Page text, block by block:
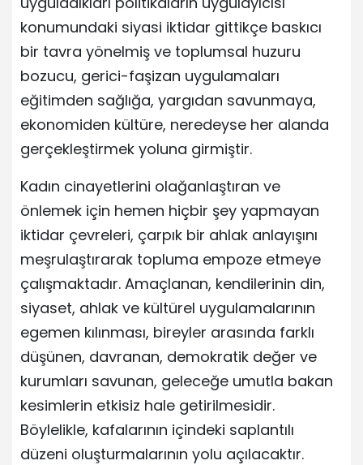
konumundaki siyasi iktidar gittikçe baskıcı
bir tavra yönelmiş ve toplumsal huzuru
bozucu, gerici-faşizan uygulamaları
eğitimden sağlığa, yargıdan savunmaya,
ekonomiden kültüre, neredeyse her alanda
gerçekleştirmek yoluna girmiştir.
Kadın cinayetlerini olağanlaştıran ve
önlemek için hemen hiçbir şey yapmayan
iktidar çevreleri, çarpık bir ahlak anlayışını
meşrulaştırarak topluma empoze etmeye
çalışmaktadır. Amaçlanan, kendilerinin din,
siyaset, ahlak ve kültürel uygulamalarının
egemen kılınması, bireyler arasında farklı
düşünen, davranan, demokratik değer ve
kurumları savunan, geleceğe umutla bakan
kesimlerin etkisiz hale getirilmesidir.
Böylelikle, kafalarının içindeki saplantılı
düzeni oluşturmalarının yolu açılacaktır.